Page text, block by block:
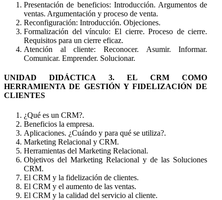
Presentación de beneficios: Introducción. Argumentos de
ventas. Argumentación y proceso de venta.
Reconfiguración: Introducción. Objeciones.
Formalización del vínculo: El cierre. Proceso de cierre.
Requisitos para un cierre eficaz.
Atención al cliente: Reconocer. Asumir. Informar.
Comunicar. Emprender. Solucionar.
UNIDAD DIDÁCTICA 3. EL CRM COMO
HERRAMIENTA DE GESTIÓN Y FIDELIZACIÓN DE
CLIENTES
¿Qué es un CRM?.
Beneficios la empresa.
Aplicaciones. ¿Cuándo y para qué se utiliza?.
Marketing Relacional y CRM.
Herramientas del Marketing Relacional.
Objetivos del Marketing Relacional y de las Soluciones
CRM.
El CRM y la fidelización de clientes.
El CRM y el aumento de las ventas.
El CRM y la calidad del servicio al cliente.